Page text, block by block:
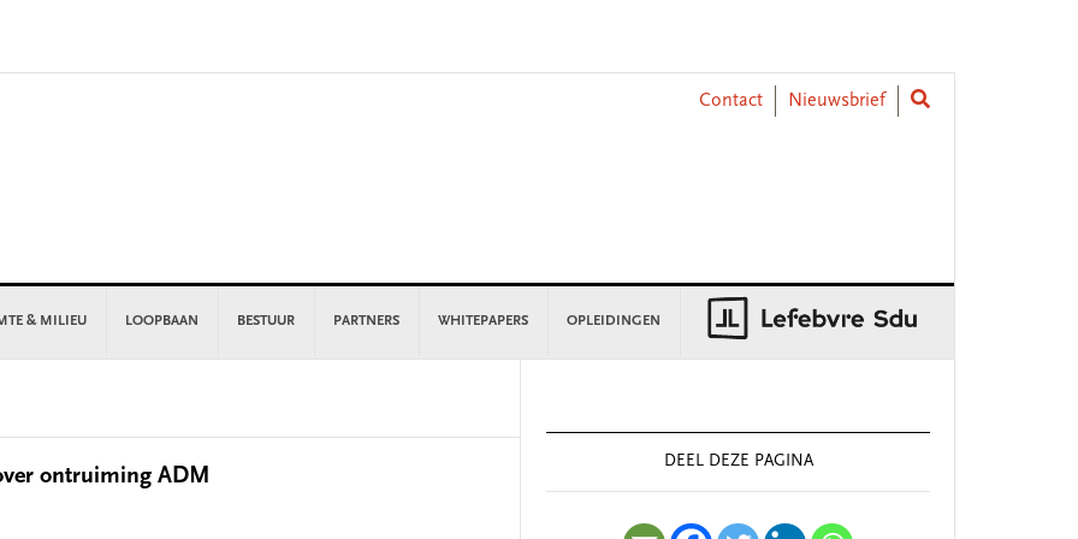
Contact
Nieuwsbrief
& MILIEU LOOPBAAN BESTUUR PARTNERS WHITEPAPERS OPLEIDINGEN
ontruiming ADM
Sidebar
DEEL DEZE PAGINA